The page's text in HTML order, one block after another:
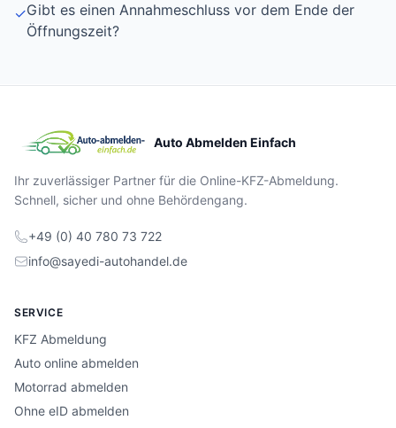
✓Gibt es einen Annahmeschluss vor dem Ende der
Öffnungszeit?
Auto Abmelden Einfach
Ihr zuverlässiger Partner für die Online-KFZ-Abmeldung.
Schnell, sicher und ohne Behördengang.
+49 (0) 40 780 73 722
info@sayedi-autohandel.de
SERVICE
KFZ Abmeldung
Auto online abmelden
Motorrad abmelden
Ohne eID abmelden